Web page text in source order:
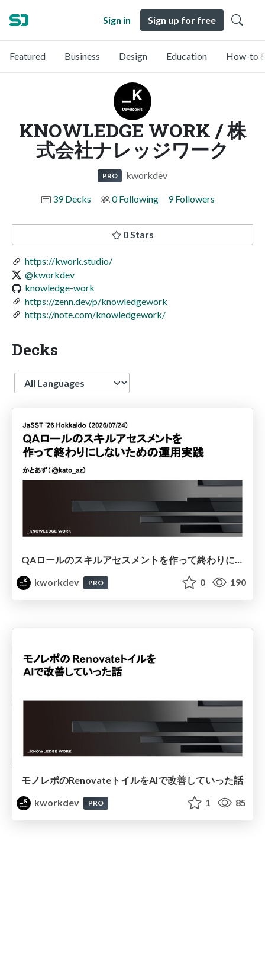
Sign in Sign up for free
Featured Business Design Education How-to
KNOWLEDGE WORK / 株
式会社ナレッジワーク
PRO kworkdev
39 Decks 0 Following 9 Followers
0 Stars
https://kwork.studio/
@kworkdev
knowledge-work
https://zenn.dev/p/knowledgework
https://note.com/knowledgework/
Decks
Language
QAロールのスキルアセスメントを作って終わりにしないための運用実践
kworkdev
PRO 0 190
モノレポのRenovateトイルをAIで改善していった話
kworkdev
PRO 1 85